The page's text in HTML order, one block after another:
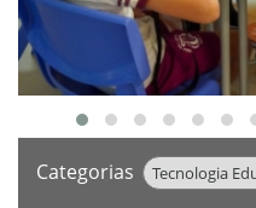
Categorias